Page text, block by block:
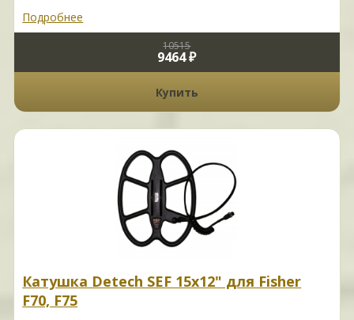
Подробнее
10515
9464 ₽
Купить
Катушка Detech SEF 15х12" для Fisher
F70, F75